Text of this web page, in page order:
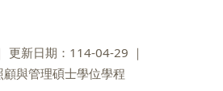
更新日期：114-04-29
與管理碩士學位學程